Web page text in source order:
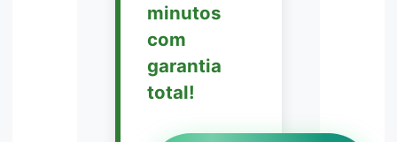
minutos
com
garantia
total!